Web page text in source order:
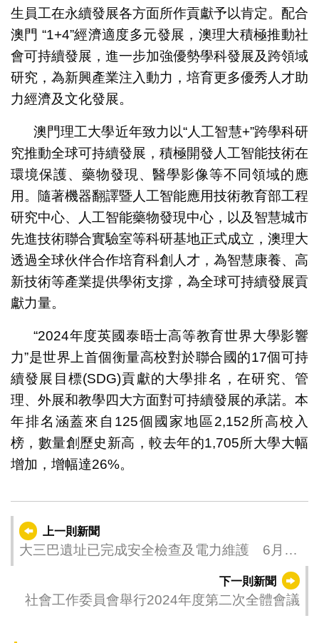
生員工在永續發展各方面所作貢獻予以肯定。配合
澳門 “1+4”經濟適度多元發展，澳理大積極推動社
會可持續發展，進一步加強優勢學科發展及跨領域
研究，為新興產業注入動力，培育更多優秀人才助
力經濟及文化發展。
澳門理工大學近年致力以“人工智慧+”跨學科研
究推動全球可持續發展，積極開發人工智能技術在
環境保護、藥物發現、醫學影像等不同領域的應
用。隨著機器翻譯暨人工智能應用技術教育部工程
研究中心、人工智能藥物發現中心，以及智慧城市
先進技術聯合實驗室等科研基地正式成立，澳理大
透過全球伙伴合作培育科創人才，為智慧康養、高
新技術等產業提供學術支撐，為全球可持續發展貢
獻力量。
“2024年度英國泰晤士高等教育世界大學影響
力”是世界上首個衡量高校對於聯合國的17個可持
續發展目標(SDG)貢獻的大學排名，在研究、管
理、外展和教學四大方面對可持續發展的承諾。本
年排名涵蓋來自125個國家地區2,152所高校入
榜，數量創歷史新高，較去年的1,705所大學大幅
增加，增幅達26%。
上一則新聞
大三巴遺址已完成安全檢查及電力維護 6月13
下一則新聞
社會工作委員會舉行2024年度第二次全體會議